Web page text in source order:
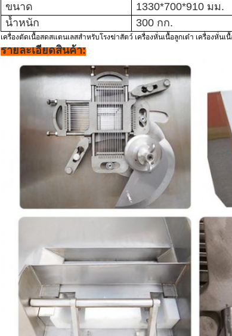
ขนาด
1330*700*910 มม.
น้ำหนัก
300 กก.
เครื่องตัดเนื้อสดสแตนเลสสำหรับโรงฆ่าสัตว์ เครื่องหั่นเนื้อลูกเต๋า เครื่องหั่นเ
รายละเอียดสินค้า: